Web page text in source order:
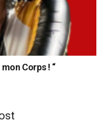
Corps ! “